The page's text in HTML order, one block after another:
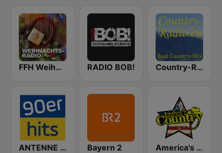
FFH Weihnachtsradio RADIO BOB! Country-Radio
ANTENNE BAYERN 90er Hits Bayern 2 America's Country